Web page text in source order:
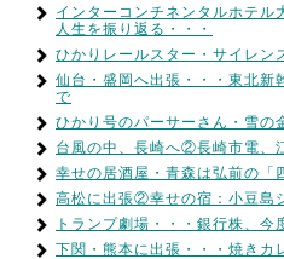
インターコンチネンタルホテル
人生を振り返る・・・
ひかりレールスター・サイレン
仙台・盛岡へ出張・・・東北新
で
ひかり号のパーサーさん・雪の
台風の中、長崎へ②長崎市電、
幸せの居酒屋・青森は弘前の「
高松に出張②幸せの宿：小豆島
トランプ劇場・・・銀行株、今
下関・熊本に出張・・・焼きカ